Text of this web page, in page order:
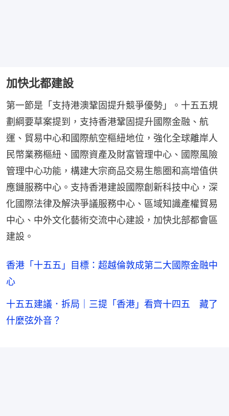
加快北都建設
第一節是「支持港澳鞏固提升競爭優勢」。十五五規
劃綱要草案提到，支持香港鞏固提升國際金融、航
運、貿易中心和國際航空樞紐地位，強化全球離岸人
民幣業務樞紐、國際資產及財富管理中心、國際風險
管理中心功能，構建大宗商品交易生態圈和高增值供
應鏈服務中心。支持香港建設國際創新科技中心，深
化國際法律及解決爭議服務中心、區域知識產權貿易
中心、中外文化藝術交流中心建設，加快北部都會區
建設。
香港「十五五」目標：超越倫敦成第二大國際金融中
心
十五五建議．拆局｜三提「香港」看齊十四五 藏了
什麼弦外音？